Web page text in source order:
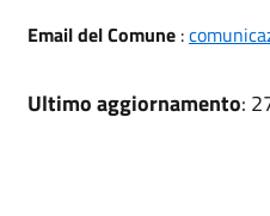
Email del Comune:
Ultimo aggiornamento: